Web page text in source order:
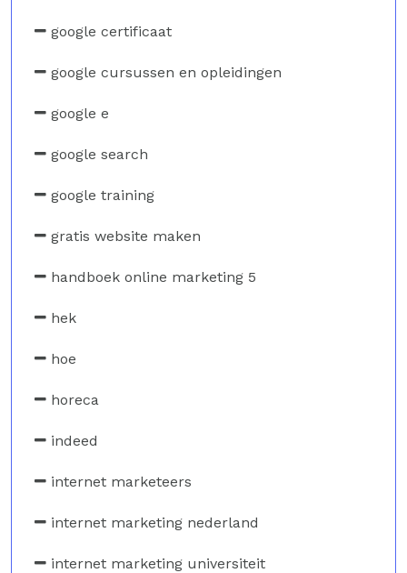
google certificaat
google cursussen en opleidingen
google e
google search
google training
gratis website maken
handboek online marketing 5
hek
hoe
horeca
indeed
internet marketeers
internet marketing nederland
internet marketing universiteit